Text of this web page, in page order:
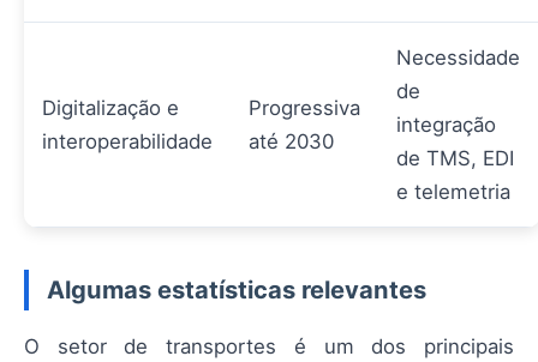
Digitalização e
interoperabilidade
Progressiva
até 2030
Necessidade
de
integração
de TMS, EDI
e telemetria
Algumas estatísticas relevantes
O setor de transportes é um dos principais